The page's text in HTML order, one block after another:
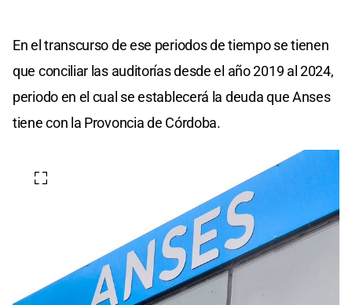
En el transcurso de ese periodos de tiempo se tienen
que conciliar las auditorías desde el año 2019 al 2024,
periodo en el cual se establecerá la deuda que Anses
tiene con la Provoncia de Córdoba.